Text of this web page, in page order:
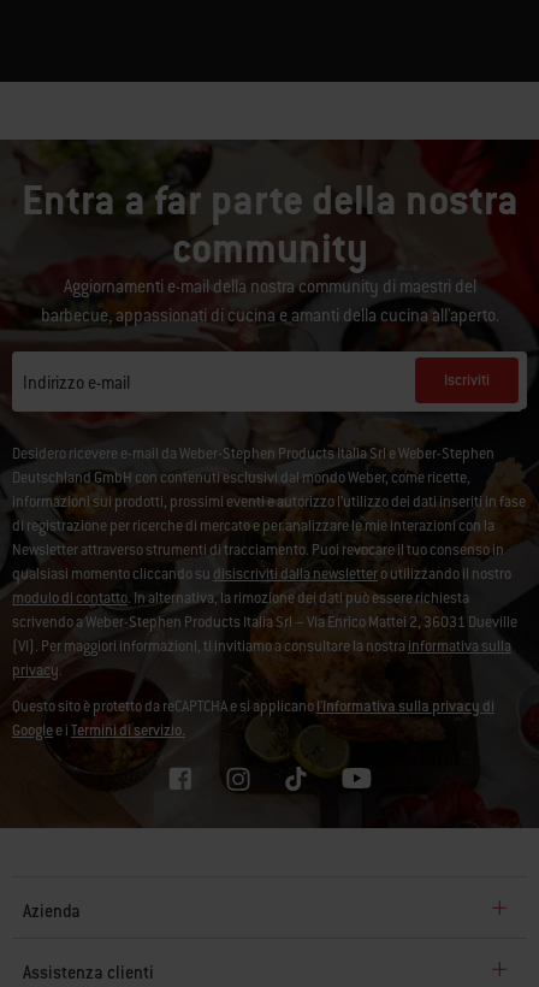
Entra a far parte della nostra
community
Aggiornamenti e-mail della nostra community di maestri del
barbecue, appassionati di cucina e amanti della cucina all'aperto.
Indirizzo e-mail Iscriviti
Desidero ricevere e-mail da Weber-Stephen Products Italia Srl e Weber-Stephen
Deutschland GmbH con contenuti esclusivi dal mondo Weber, come ricette,
informazioni sui prodotti, prossimi eventi e autorizzo l’utilizzo dei dati inseriti in fase
di registrazione per ricerche di mercato e per analizzare le mie interazioni con la
Newsletter attraverso strumenti di tracciamento. Puoi revocare il tuo consenso in
qualsiasi momento cliccando su disiscriviti dalla newslettero utilizzando il nostro
modulo di contatto. In alternativa, la rimozione dei dati può essere richiesta
scrivendo a Weber-Stephen Products Italia Srl – Via Enrico Mattei 2, 36031 Dueville
(VI). Per maggiori informazioni, ti invitiamo a consultare la nostra informativa sulla
privacy.
Questo sito è protetto da reCAPTCHA e si applicanol'Informativa sulla privacy di
Googlee iTermini di servizio.
Azienda
Assistenza clienti